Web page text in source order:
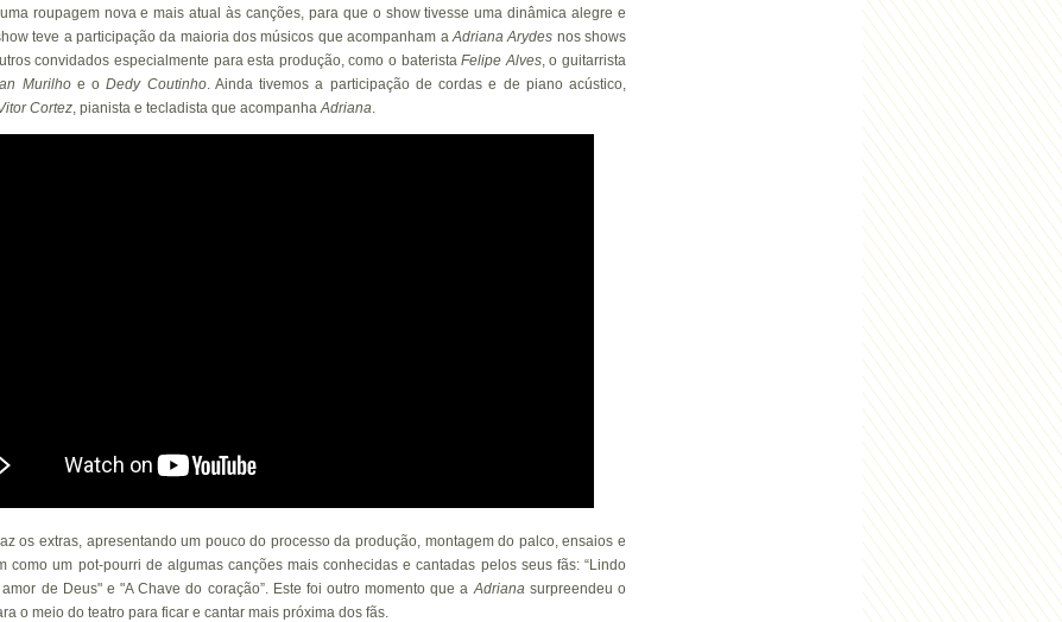
roupagem nova e mais atual às canções, para que o show tivesse uma dinâmica alegre e
teve a participação da maioria dos músicos que acompanham aAdriana Arydes nos shows
convidados especialmente para esta produção, como o bateristaFelipe Alves, o guitarrista
Murilhoe oDedy Coutinho. Ainda tivemos a participação de cordas e de piano acústico,
Cortez, pianista e tecladista que acompanhaAdriana.
os extras, apresentando um pouco do processo da produção, montagem do palco, ensaios e
como um pot-pourri de algumas canções mais conhecidas e cantadas pelos seus fãs: “Lindo
de Deus" e "A Chave do coração”. Este foi outro momento que aAdrianasurpreendeu o
o meio do teatro para ficar e cantar mais próxima dos fãs.